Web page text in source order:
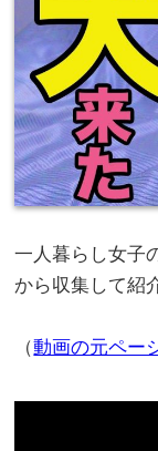
一人暮らし女子
から収集して紹
（動画の元ペー